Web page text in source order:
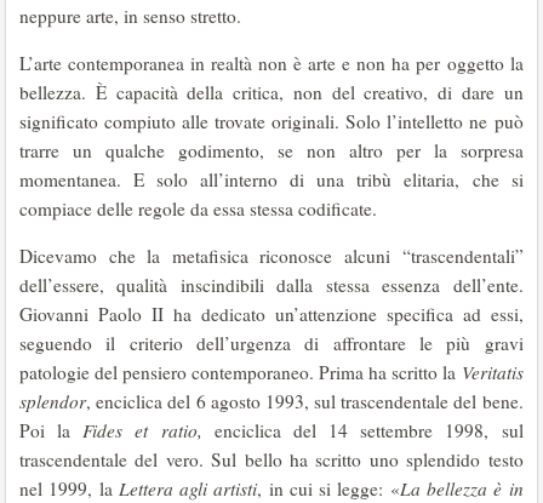
neppure arte, in senso stretto.
L’arte contemporanea in realtà non è arte e non ha per oggetto la
bellezza. È capacità della critica, non del creativo, di dare un
significato compiuto alle trovate originali. Solo l’intelletto ne può
trarre un qualche godimento, se non altro per la sorpresa
momentanea. E solo all’interno di una tribù elitaria, che si
compiace delle regole da essa stessa codificate.
Dicevamo che la metafisica riconosce alcuni “trascendentali”
dell’essere, qualità inscindibili dalla stessa essenza dell’ente.
Giovanni Paolo II ha dedicato un’attenzione specifica ad essi,
seguendo il criterio dell’urgenza di affrontare le più gravi
patologie del pensiero contemporaneo. Prima ha scritto la Veritatis
splendor, enciclica del 6 agosto 1993, sul trascendentale del bene.
Poi la Fides et ratio, enciclica del 14 settembre 1998, sul
trascendentale del vero. Sul bello ha scritto uno splendido testo
nel 1999, la Lettera agli artisti, in cui si legge: «La bellezza è in